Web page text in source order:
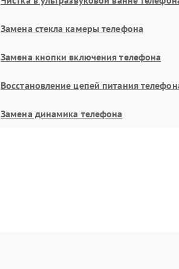
Замена стекла камеры телефона
Замена кнопки включения телефона
Восстановление цепей питания
Замена динамика телефона